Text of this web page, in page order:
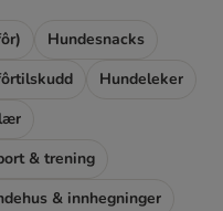
Hundesnacks
Hundeleker
& trening
& innhegninger